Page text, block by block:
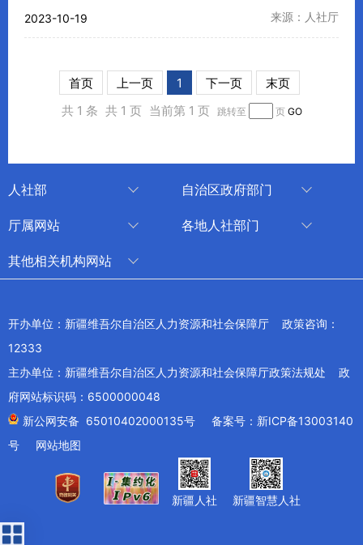
2023-10-19 来源：人社厅
首页 上一页 1 下一页
末页
共 1 条 共 1 页 当前第 1 页 跳转至 页 GO
人社部
技能人才评价工作网
自治区政府部门
审计厅
退役军人事务厅
商务厅
农业农村厅
卫生健康委员会
厅属网站
中国新疆人才网
各地人社部门
克孜勒苏柯尔克孜自治州
其他相关机构网站
新疆新闻网
新疆电视台
工业和信息化部
开办单位：新疆维吾尔自治区人力资源和社会保障厅 政策咨询：
12333
主办单位：新疆维吾尔自治区人力资源和社会保障厅政策法规处 政
府网站标识码：6500000048
新公网安备 65010402000135号
备案号：新ICP备13003140
号
网站地图
新疆人社 新疆智慧人社